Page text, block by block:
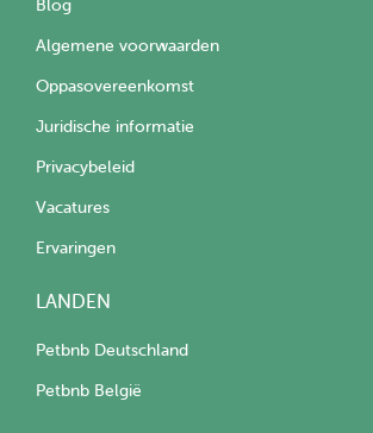
Blog
Algemene voorwaarden
Oppasovereenkomst
Juridische informatie
Privacybeleid
Vacatures
Ervaringen
LANDEN
Petbnb Deutschland
Petbnb België